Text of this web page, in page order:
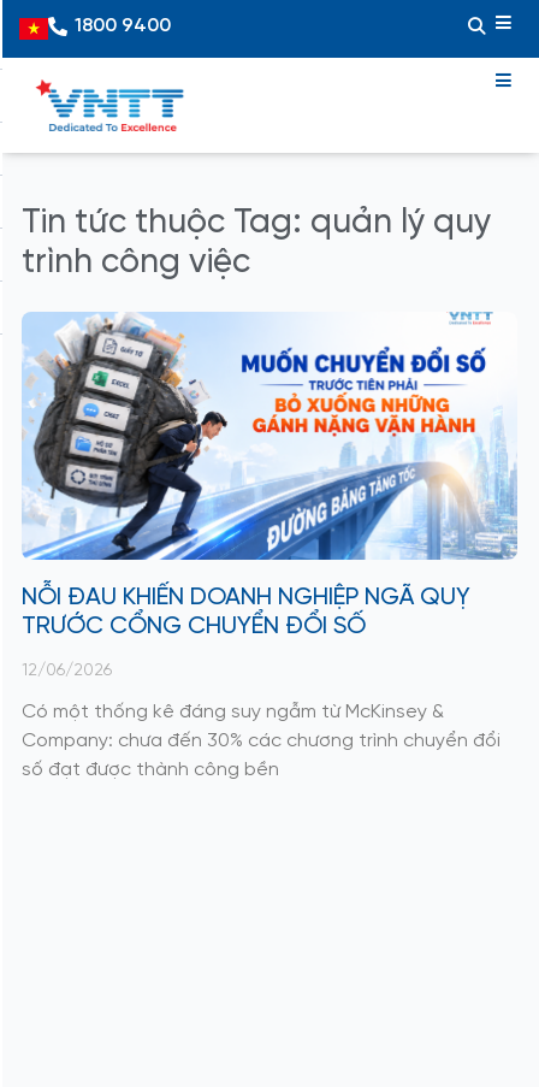
content
Vietnamese
1800 9400
Tin tức thuộc Tag: quản lý quy
trình công việc
NỖI ĐAU KHIẾN DOANH NGHIỆP NGÃ QUỴ
TRƯỚC CỔNG CHUYỂN ĐỔI SỐ
12/06/2026
Có một thống kê đáng suy ngẫm từ McKinsey &
Company: chưa đến 30% các chương trình chuyển đổi
số đạt được thành công bền